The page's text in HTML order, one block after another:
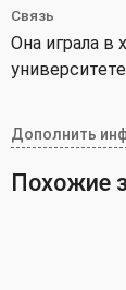
Связь
Она играла в
Дополнить
Похожие